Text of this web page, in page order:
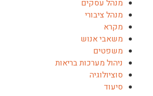
מנהל עסקים
מנהל ציבורי
מקרא
משאבי אנוש
משפטים
ניהול מערכות בריאות
סוציולוגיה
סיעוד